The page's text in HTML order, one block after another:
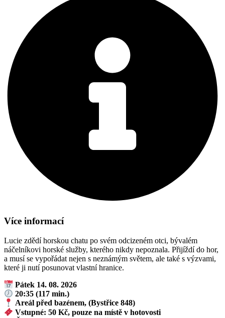
Více informací
Lucie zdědí horskou chatu po svém odcizeném otci, bývalém
náčelníkovi horské služby, kterého nikdy nepoznala. Přijíždí do hor,
a musí se vypořádat nejen s neznámým světem, ale také s výzvami,
které ji nutí posunovat vlastní hranice.
Pátek 14. 08. 2026
20:35 (117 min.)
Areál před bazénem, (Bystřice 848)
Vstupné: 50 Kč, pouze na místě v hotovosti